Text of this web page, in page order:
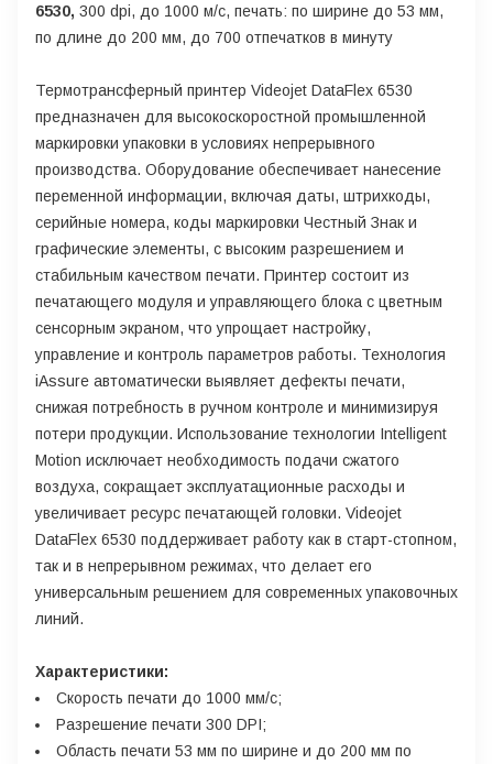
6530, 300 dpi, до 1000 м/с, печать: по ширине до 53 мм,
по длине до 200 мм, до 700 отпечатков в минуту
Термотрансферный принтер Videojet DataFlex 6530
предназначен для высокоскоростной промышленной
маркировки упаковки в условиях непрерывного
производства. Оборудование обеспечивает нанесение
переменной информации, включая даты, штрихкоды,
серийные номера, коды маркировки Честный Знак и
графические элементы, с высоким разрешением и
стабильным качеством печати. Принтер состоит из
печатающего модуля и управляющего блока с цветным
сенсорным экраном, что упрощает настройку,
управление и контроль параметров работы. Технология
iAssure автоматически выявляет дефекты печати,
снижая потребность в ручном контроле и минимизируя
потери продукции. Использование технологии Intelligent
Motion исключает необходимость подачи сжатого
воздуха, сокращает эксплуатационные расходы и
увеличивает ресурс печатающей головки. Videojet
DataFlex 6530 поддерживает работу как в старт-стопном,
так и в непрерывном режимах, что делает его
универсальным решением для современных упаковочных
линий.
Характеристики:
Скорость печати до 1000 мм/с;
Разрешение печати 300 DPI;
Область печати 53 мм по ширине и до 200 мм по